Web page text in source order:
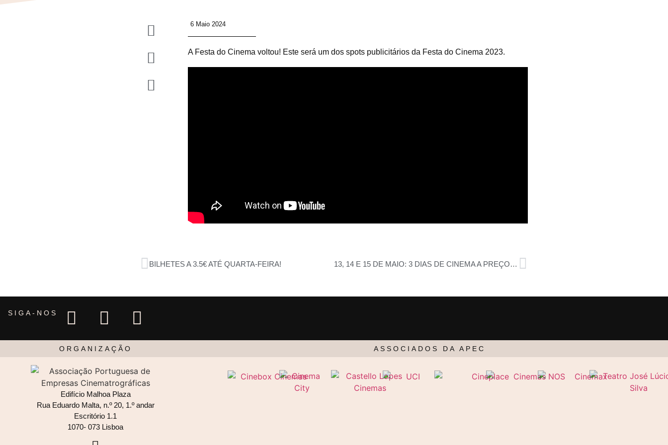
6 Maio 2024
A Festa do Cinema voltou! Este será um dos spots publicitários da Festa do Cinema 2023.
BILHETES A 3.5€ ATÉ QUARTA-FEIRA! 13, 14 E 15 DE MAIO: 3 DIAS DE CINEMA A PREÇO REDUZIDO
SIGA-NOS
ORGANIZAÇÃO
Edifício Malhoa Plaza
Rua Eduardo Malta, n.º 20, 1.º andar
Escritório 1.1
1070- 073 Lisboa
ASSOCIADOS DA APEC